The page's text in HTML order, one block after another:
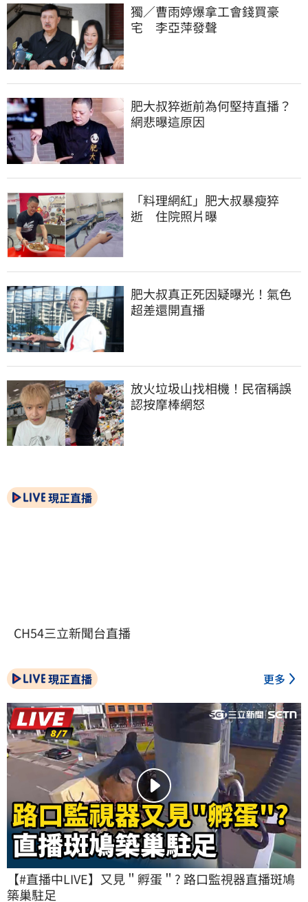
獨／曹雨婷爆拿工會錢買豪
宅　李亞萍發聲
肥大叔猝逝前為何堅持直播？
網悲曝這原因
「料理網紅」肥大叔暴瘦猝
逝　住院照片曝
肥大叔真正死因疑曝光！氣色
超差還開直播
放火垃圾山找相機！民宿稱誤
認按摩棒網怒
現正直播
CH54三立新聞台直播
現正直播 更多
【#直播中LIVE】又見＂孵蛋＂? 路口監視器直播斑鳩
築巢駐足